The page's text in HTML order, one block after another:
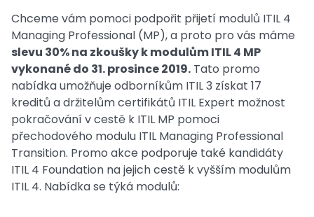
Chceme vám pomoci podpořit přijetí modulů ITIL 4
Managing Professional (MP), a proto pro vás máme
slevu 30% na zkoušky k modulům ITIL 4 MP
vykonané do 31. prosince 2019. Tato promo
nabídka umožňuje odborníkům ITIL 3 získat 17
kreditů a držitelům certifikátů ITIL Expert možnost
pokračování v cestě k ITIL MP pomoci
přechodového modulu ITIL Managing Professional
Transition. Promo akce podporuje také kandidáty
ITIL 4 Foundation na jejich cestě k vyšším modulům
ITIL 4. Nabídka se týká modulů: